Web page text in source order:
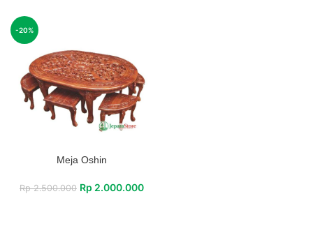
-20%
Meja Oshin
Rp2.500.000 Rp 2.000.000